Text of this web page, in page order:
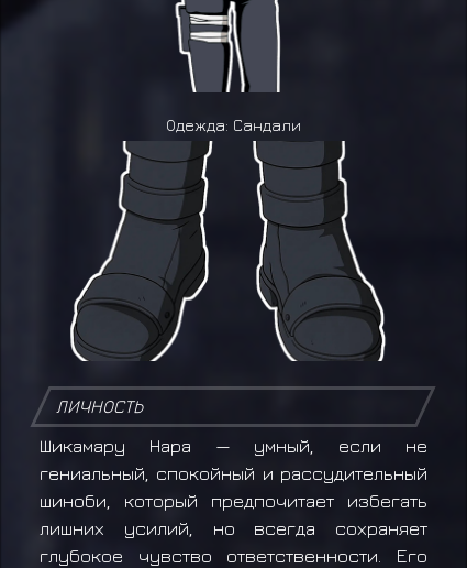
Одежда: Сандали
ЛИЧНОСТЬ
Шикамару Нара — умный, если не
гениальный, спокойный и рассудительный
шиноби, который предпочитает избегать
лишних усилий, но всегда сохраняет
глубокое чувство ответственности. Его